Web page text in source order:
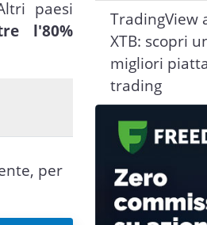
paesi
l'80%
per
TradingView
XTB: scopri
migliori
trading